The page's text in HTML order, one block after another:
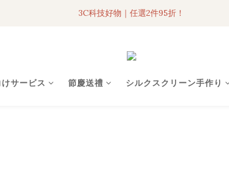
3C科技好物｜任選2件95折！
3C科技好物｜任選2件95折！
サービス 節慶送禮 シルクスクリーン手作り